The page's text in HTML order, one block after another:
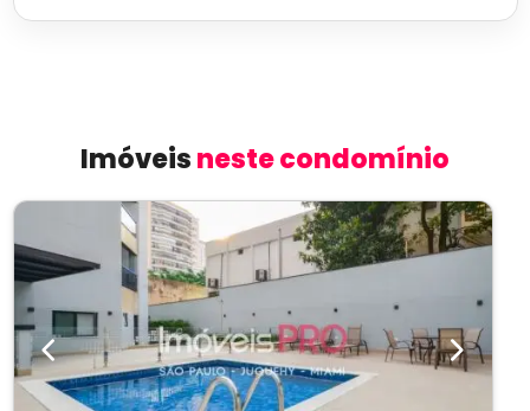
Imóveisneste condomínio
Previous Next